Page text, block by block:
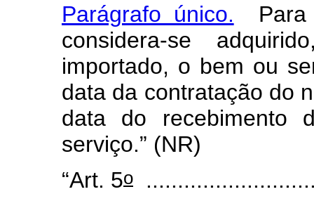
Parágrafo único. Para
considera-se
importado, o bem ou
data da contratação do
data do recebimento
serviço.” (NR)
“Art. 5o